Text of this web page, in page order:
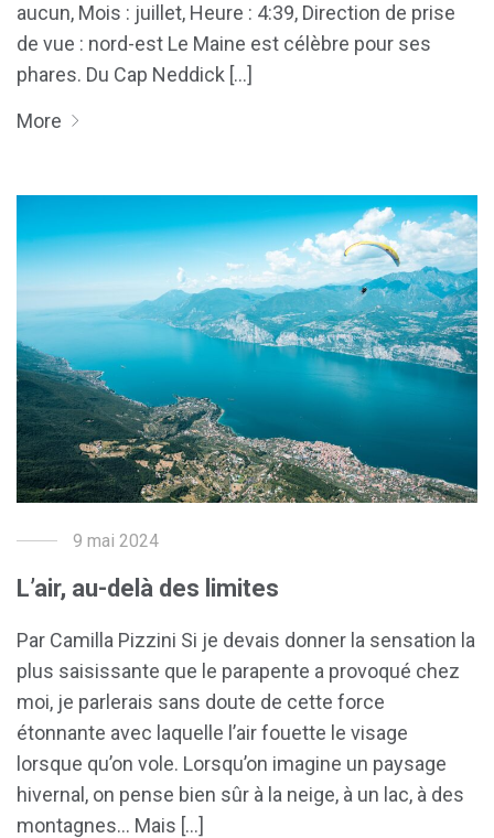
aucun, Mois : juillet, Heure : 4:39, Direction de prise
de vue : nord-est Le Maine est célèbre pour ses
phares. Du Cap Neddick [...]
More
9 mai 2024
L’air, au-delà des limites
Par Camilla Pizzini Si je devais donner la sensation la
plus saisissante que le parapente a provoqué chez
moi, je parlerais sans doute de cette force
étonnante avec laquelle l’air fouette le visage
lorsque qu’on vole. Lorsqu’on imagine un paysage
hivernal, on pense bien sûr à la neige, à un lac, à des
montagnes… Mais [...]